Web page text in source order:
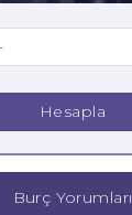
Hesapla
Burç Yorumları